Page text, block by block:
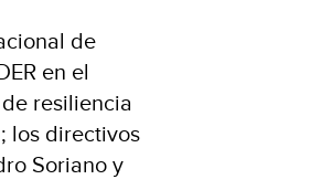
de
en el
resiliencia
los directivos
Soriano y